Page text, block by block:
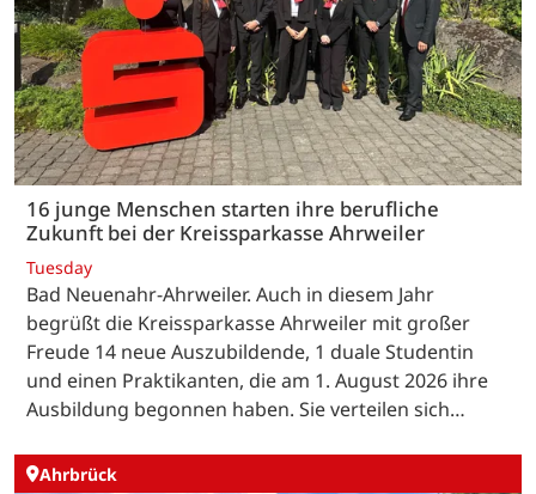
16 junge Menschen starten ihre berufliche
Zukunft bei der Kreissparkasse Ahrweiler
Tuesday
Bad Neuenahr-Ahrweiler. Auch in diesem Jahr
begrüßt die Kreissparkasse Ahrweiler mit großer
Freude 14 neue Auszubildende, 1 duale Studentin
und einen Praktikanten, die am 1. August 2026 ihre
Ausbildung begonnen haben. Sie verteilen sich…
Ahrbrück